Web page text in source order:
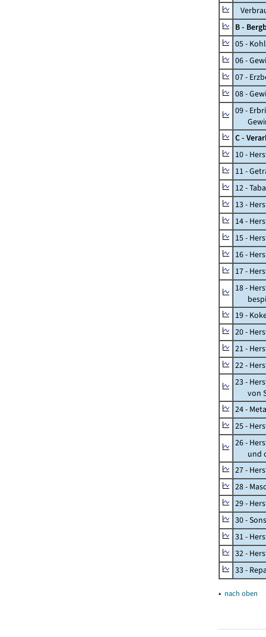
B -
05 -
06 -
07 -
08 -
09 -
C -
10 -
11 -
12 -
13 -
14 -
15 -
16 -
17 -
18 -
19 -
20 -
21 -
22 -
23 -
von
24 -
25 -
26 -
und
27 -
28 -
29 -
30 -
31 -
32 -
33 -
▴ nach oben